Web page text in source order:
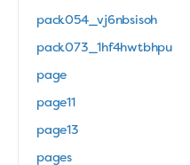
pack054_vj6nbsisoh
pack073_1hf4hwtbhpu
page
page11
page13
pages